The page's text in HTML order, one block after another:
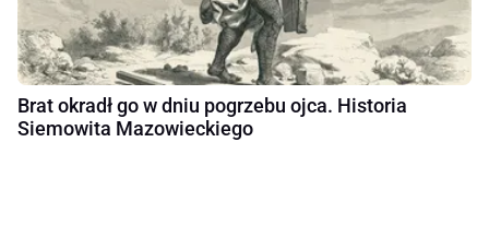
Brat okradł go w dniu pogrzebu ojca. Historia
Siemowita Mazowieckiego